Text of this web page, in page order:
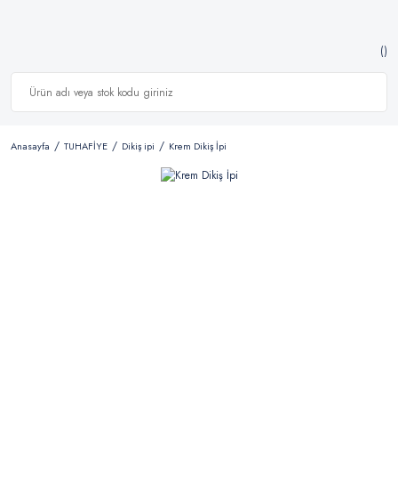
Anasayfa TUHAFİYE Dikiş ipi Krem Dikiş İpi